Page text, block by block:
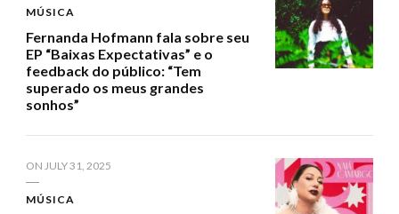
MÚSICA
Fernanda Hofmann fala sobre seu
EP “Baixas Expectativas” e o
feedback do público: “Tem
superado os meus grandes
sonhos”
ON JULY 31, 2025
MÚSICA